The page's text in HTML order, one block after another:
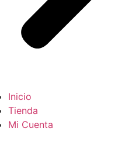
Inicio
Tienda
Mi Cuenta